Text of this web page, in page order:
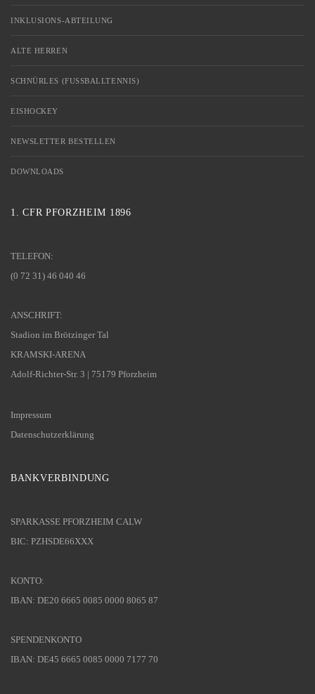
INKLUSIONS-ABTEILUNG
ALTE HERREN
SCHNÜRLES (FUSSBALLTENNIS)
EISHOCKEY
NEWSLETTER BESTELLEN
DOWNLOADS
1. CFR PFORZHEIM 1896
TELEFON:
(0 72 31) 46 040 46
ANSCHRIFT:
Stadion im Brötzinger Tal
KRAMSKI-ARENA
Adolf-Richter-Str. 3 | 75179 Pforzheim
Impressum
Datenschutzerklärung
BANKVERBINDUNG
SPARKASSE PFORZHEIM CALW
BIC: PZHSDE66XXX
KONTO:
IBAN: DE20 6665 0085 0000 8065 87
SPENDENKONTO
IBAN: DE45 6665 0085 0000 7177 70